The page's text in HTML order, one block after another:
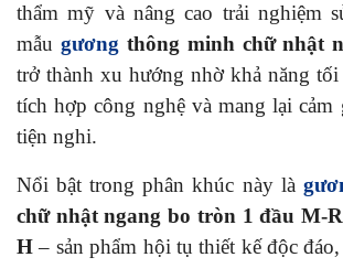
thẩm mỹ và nâng cao trải nghiệm
mẫu gươngthông minh chữ nhật
trở thành xu hướng nhờ khả năng
tích hợp công nghệ và mang lại cảm
tiện nghi.
Nổi bật trong phân khúc này là
chữ nhật ngang bo tròn 1 đầu M-
H– sản phẩm hội tụ thiết kế độc